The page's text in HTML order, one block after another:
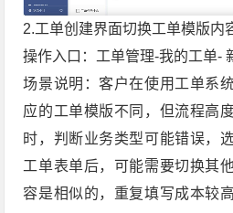
2.工单创建界面切换工单模版内
操作入口：工单管理-我的工单-
场景说明：客户在使用工单系
应的工单模版不同，但流程高
时，判断业务类型可能错误，
工单表单后，可能需要切换其
容是相似的，重复填写成本较